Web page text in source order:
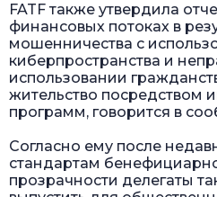
FATF также утвердила
финансовых потоках в
мошенничества с
киберпространства и
использовании
жительство посредством
программ, говорится в
Согласно ему после
стандартам
прозрачности делегаты